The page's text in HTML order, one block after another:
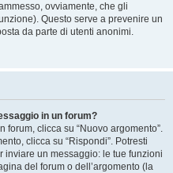
ovviamente, che gli
Questo serve a prevenire un
da parte di utenti anonimi.
in un forum?
forum, clicca su “Nuovo argomento”.
clicca su “Rispondi”. Potresti
inviare un messaggio: le tue funzioni
del forum o dell’argomento (la